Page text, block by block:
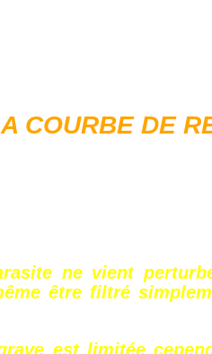
COURBE DE
ne vient
être filtré
est limitée